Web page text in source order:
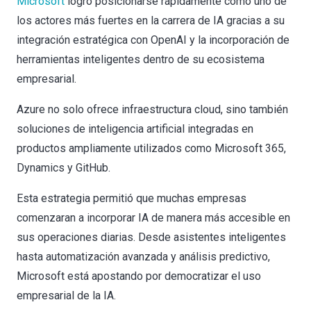
los actores más fuertes en la carrera de IA gracias a su
integración estratégica con OpenAI y la incorporación de
herramientas inteligentes dentro de su ecosistema
empresarial.
Azure no solo ofrece infraestructura cloud, sino también
soluciones de inteligencia artificial integradas en
productos ampliamente utilizados como Microsoft 365,
Dynamics y GitHub.
Esta estrategia permitió que muchas empresas
comenzaran a incorporar IA de manera más accesible en
sus operaciones diarias. Desde asistentes inteligentes
hasta automatización avanzada y análisis predictivo,
Microsoft está apostando por democratizar el uso
empresarial de la IA.